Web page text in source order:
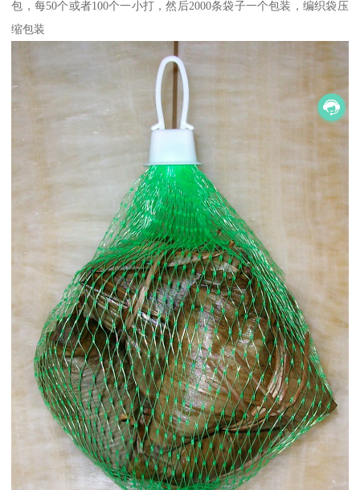
包，每50个或者100个一小打，然后2000条袋子一个包装，编织袋压
缩包装